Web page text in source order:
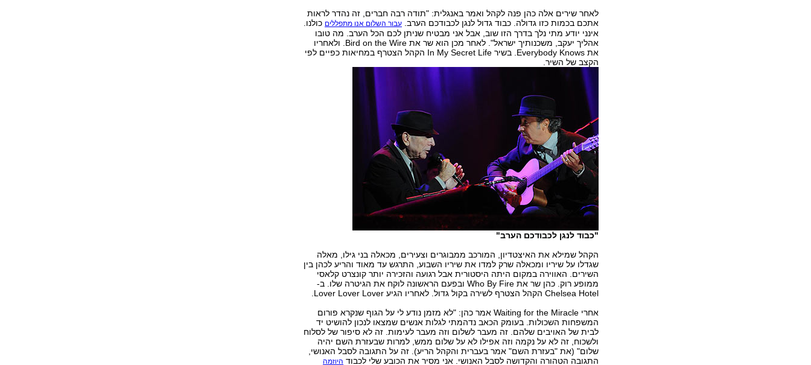
לאחר שירים אלה כהן פנה לקהל ואמר באנגלית: "תודה רבה חברים, זה נהדר לראות
אתכם בכמות כזו גדולה. כבוד גדול לנגן לכבודכם הערב. עבור השלום אנו מתפללים כולנו.
אינני יודע מתי נלך בדרך הזו שוב, אבל אני מבטיח שניתן לכם הכל הערב. מה טובו
אהליך יעקב, משכנותיך ישראל". לאחר מכן הוא שר את Bird on the Wire. ולאחריו
את Everybody Knows. בשיר In My Secret Life הקהל הצטרף במחיאות כפיים לפי
הקצב של השיר.
"כבוד לנגן לכבודכם הערב"
הקהל שמילא את האיצטדיון, המורכב ממבוגרים וצעירים, מכאלה בני גילו, מאלה
שגדלו על שיריו ומכאלה שרק למדו את שיריו השבוע, התרגש עד מאוד והריע לכהן בין
השירים. האווירה במקום היתה היסטורית אבל רגועה והזכירה יותר קונצרט קלאסי
ממופע רוק. כהן שר את Who By Fire ובפעם הראשונה לוקח את הגיטרה שלו. ב-
Chelsea Hotel הקהל הצטרף לשירה בקול גדול. לאחריו הגיע Lover Lover Lover.
אחרי Waiting for the Miracle אמר כהן: "לא מזמן נודע לי על הגוף שנקרא פורום
המשפחות השכולות. בעומק הכאב נדהמתי לגלות אנשים שמצאו לנכון להושיט יד
לבית של האויבים שלהם. זה מעבר לשלום וזה מעבר לעימות. זה לא סיפור של לסלוח
ולשכוח, זה לא על נקמה וזה אפילו לא על שלום ממש, למרות שבעזרת השם יהיה
שלום" (את "בעזרת השם" אמר בעברית והקהל הריע). זה על התגובה לסבל האנושי,
התגובה הטהורה והקדושה לסבל האנושי. אני מסיר את הכובע שלי לכבוד היוזמה